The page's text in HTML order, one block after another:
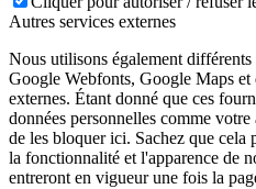
Autres services externes
Nous utilisons également différents
Google Webfonts, Google Maps et
externes. Étant donné que ces
données personnelles comme
de les bloquer ici. Sachez que cela
la fonctionnalité et l'apparence de
entreront en vigueur une fois la